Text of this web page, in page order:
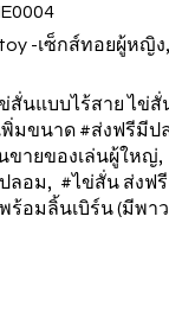
-เซ็กส์ทอยผู้หญิง,
ข่สั่นแบบไร้สาย ไข่
มขนาด #ส่งฟรีมีป
ขายของเล่นผู้ใหญ่,
ลอม, #ไข่สั่น ส่งฟรี
อมลิ้นเบิร์น (มีพาว